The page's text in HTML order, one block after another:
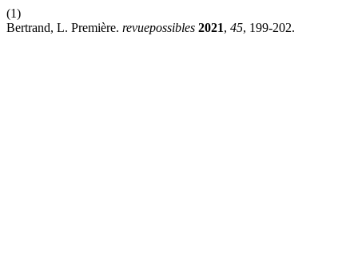
(1)
Bertrand, L. Première. revuepossibles 2021, 45, 199-202.